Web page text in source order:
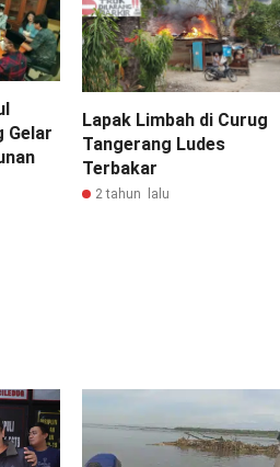
Gelar
Lapak Limbah di Curug
Tangerang Ludes
Terbakar
2 tahun lalu